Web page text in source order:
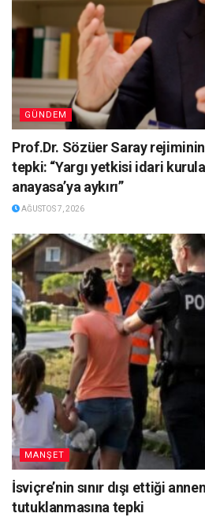
GÜNDEM
Prof.Dr. Sözüer Saray
tepki: “Yargı yetkisi idari
anayasa’ya aykırı”
AĞUSTOS 7, 2026
MANŞET
İsviçre’nin sınır dışı ettiği
tutuklanmasına tepki